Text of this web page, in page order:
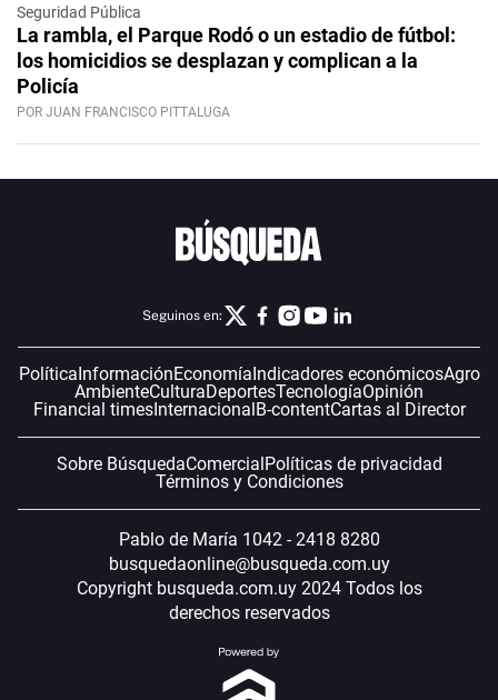
Seguridad Pública
La rambla, el Parque Rodó o un estadio de fútbol:
los homicidios se desplazan y complican a la
Policía
POR JUAN FRANCISCO PITTALUGA
Seguinos en:
PolíticaInformaciónEconomíaIndicadores económicosAgro
AmbienteCulturaDeportesTecnologíaOpinión
Financial timesInternacionalB-contentCartas al Director
Sobre BúsquedaComercialPolíticas de privacidad
Términos y Condiciones
Pablo de María 1042 - 2418 8280
busquedaonline@busqueda.com.uy
Copyright busqueda.com.uy 2024 Todos los
derechos reservados